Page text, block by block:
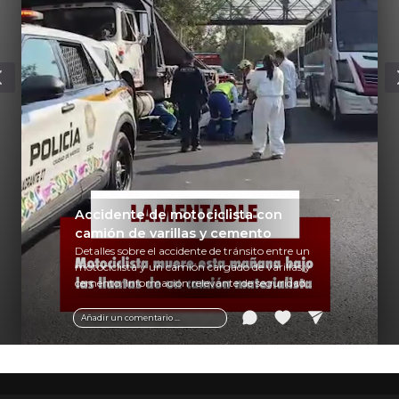
Añadir un comentario ...
Accidente de motociclista con
camión de varillas y cemento
Detalles sobre el accidente de tránsito entre un
motociclista y un camión cargado de varillas y
cemento. Información relevante de seguridad
vial y recomendaciones para motociclistas.